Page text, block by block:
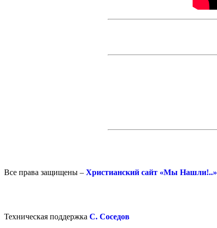
Все права защищены – Христианский сайт «Мы Нашли!..»
Техническая поддержка С. Соседов